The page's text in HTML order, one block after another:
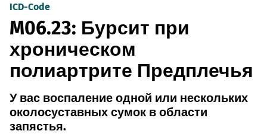
ICD-Code
M06.23: Бурсит при
хроническом
полиартрите Предплечья
У вас воспаление одной или нескольких
околосуставных сумок в области
запястья.